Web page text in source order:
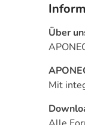
Über
Mit